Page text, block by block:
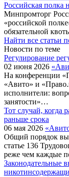
Российская полка
Минпромторг
«российской
обязательной
Найти все статьи
Новости по теме
Регулирование
02 июня 2026
На конференции
«Авито» и
исполнители:
занятости»…
Тот случай, когда
раньше срока
06 мая 2026
Общий порядок
статье 136
реже чем каждые
Законодательные